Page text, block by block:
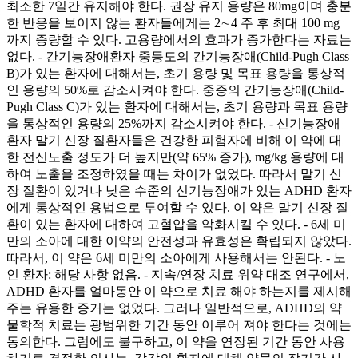
최소한 7일간 유지해야 한다. 권장 유지 용량은 80mg이며 충분
한 반응을 보이지 않는 환자들에게는 2∼4 주 후 최대 100 mg
까지 증량할 수 있다. 고용량에서의 효과가 증가한다는 자료는
없다. - 간기능장애환자 중등도의 간기능장애(Child-Pugh Class
B)가 있는 환자에 대해서는, 초기 용량 및 목표 용량을 통상적
인 용량의 50%로 감소시켜야 한다. 중증의 간기능장애(Child-
Pugh Class C)가 있는 환자에 대해서는, 초기 용량과 목표 용량
을 통상적인 용량의 25%까지 감소시켜야 한다. - 신기능장애
환자 말기 신장 질환자들은 건강한 피험자에 비해 이 약에 대
한 전신노출 정도가 더 높지만(약 65% 증가), mg/kg 용량에 대
하여 노출을 조정하였을 때는 차이가 없었다. 따라서 말기 신
장 질환이 있거나 낮은 수준의 신기능장애가 있는 ADHD 환자
에게 통상적인 용법으로 투여할 수 있다. 이 약은 말기 신장 질
환이 있는 환자에 대하여 고혈압을 악화시킬 수 있다. - 6세 미
만의 소아에 대한 이약의 안전성과 유효성은 확립되지 않았다.
따라서, 이 약은 6세 미만의 소아에게 사용해서는 안된다. - 노
인 환자: 해당 사항 없음. - 지속/연장 치료 위약 대조 연구에서,
ADHD 환자를 얼마동안 이 약으로 치료 해야 하는지를 제시해
주는 유용한 증거는 없었다. 그러나 일반적으로, ADHD의 약
물학적 치료는 광범위한 기간 동안 이루어 져야 한다는 것에는
동의한다. 그럼에도 불구하고, 이 약을 연장된 기간 동안 사용